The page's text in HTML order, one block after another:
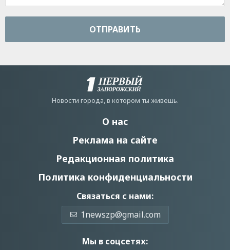
ОТПРАВИТЬ
Новости города, в котором ты живешь.
О нас
Реклама на сайте
Редакционная политика
Политика конфиденциальности
Связаться с нами:
1newszp@gmail.com
Мы в соцсетях: